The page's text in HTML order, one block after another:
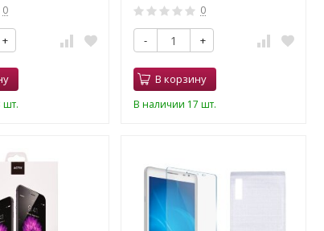
0
+
шт.
0
- +
В корзину
В наличии 17 шт.